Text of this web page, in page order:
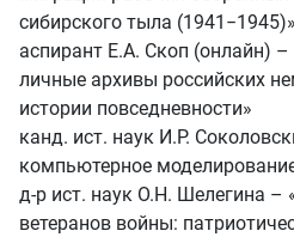
сибирского тыла
аспирант Е.А. Скоп (онлайн)
личные архивы российских
истории повседневности»
канд. ист. наук И.Р.
компьютерное
д-р ист. наук О.Н. Шелегина –
ветеранов войны: